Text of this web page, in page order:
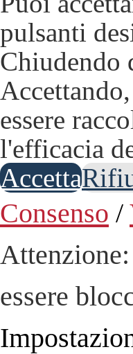
pulsanti
Chiudendo
essere
l'efficacia
Accetta
Consenso /
essere